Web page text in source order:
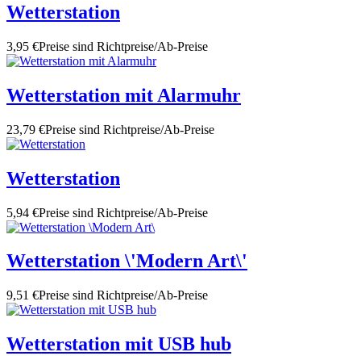
Wetterstation
3,95 €Preise sind Richtpreise/Ab-Preise
Wetterstation mit Alarmuhr
23,79 €Preise sind Richtpreise/Ab-Preise
Wetterstation
5,94 €Preise sind Richtpreise/Ab-Preise
Wetterstation \'Modern Art\'
9,51 €Preise sind Richtpreise/Ab-Preise
Wetterstation mit USB hub